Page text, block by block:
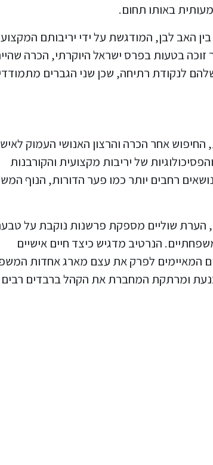
באותו תחום.
האב לבן, המודגשת על ידי יריבותם
בטעות בפרס ישראל היוקרתי, הכרה
לנקודת רתיחה, שכן שני הגברים
אחר הכרה והרצון האנושי העמוק
של יריבות מקצועית והקורבנות
רחבים יותר כמו פער הדורות, הנוף
הערת שוליים מספקת פרשנות נוקבת על
הנרטיב מדגיש כיצד חיים אישיים
המאיימים לפרק את עצם מארג אחדות
ומרתקת המחברת את הקהל ברבדים